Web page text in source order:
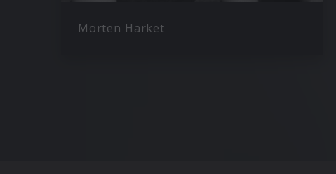
Morten Harket